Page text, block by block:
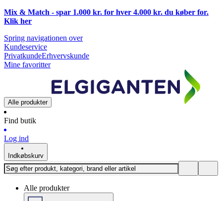
Mix & Match - spar 1.000 kr. for hver 4.000 kr. du køber for.
Klik her
Spring navigationen over
Kundeservice
PrivatkundeErhvervskunde
Mine favoritter
Alle produkter
Find butik
Log ind
Indkøbskurv
Alle produkter